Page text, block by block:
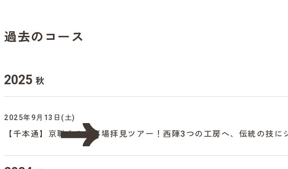
過去のコース
2025 秋
2025年9月13日(土)
【千本通】京職人の仕事場拝見ツアー！西陣3つの工房へ、伝統の技に